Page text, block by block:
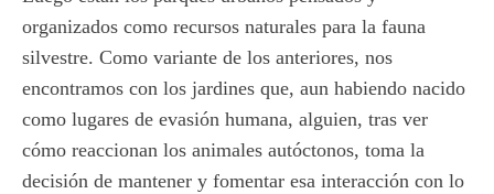
organizados como recursos naturales para la fauna
silvestre. Como variante de los anteriores, nos
encontramos con los jardines que, aun habiendo nacido
como lugares de evasión humana, alguien, tras ver
cómo reaccionan los animales autóctonos, toma la
decisión de mantener y fomentar esa interacción con lo